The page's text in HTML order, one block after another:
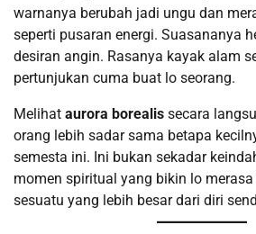
warnanya berubah jadi ungu dan
seperti pusaran energi. Suasananya
desiran angin. Rasanya kayak alam
pertunjukan cuma buat lo seorang.
Melihat aurora borealis secara
orang lebih sadar sama betapa
semesta ini. Ini bukan sekadar
momen spiritual yang bikin lo
sesuatu yang lebih besar dari diri